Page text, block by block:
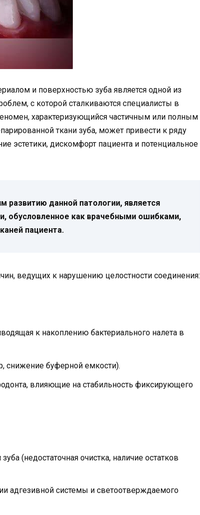
и поверхностью зуба является одной из
с которой сталкиваются специалисты в
характеризующийся частичным или полным
ткани зуба, может привести к ряду
эстетики, дискомфорт пациента и потенциальное
данной патологии, является
обусловленное как врачебными ошибками,
пациента.
ведущих к нарушению целостности соединения:
к накоплению бактериального налета в
снижение буферной емкости).
влияющие на стабильность фиксирующего
(недостаточная очистка, наличие остатков
адгезивной системы и светоотверждаемого